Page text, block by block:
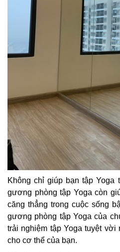
Không chỉ giúp bạn tập Yoga
gương phòng tập Yoga còn
căng thẳng trong cuộc sống
gương phòng tập Yoga của
trải nghiệm tập Yoga tuyệt
cho cơ thể của bạn.